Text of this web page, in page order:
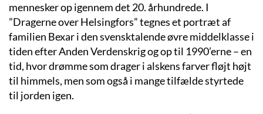
menneskerop igennem det 20. århundrede. I
”Dragerne over Helsingfors”tegnes et portræt af
familien Bexari den svensktalende øvre middelklassei
tiden efter Anden Verdenskrigog op til 1990’erne– en
tid, hvor drømme som drager i alskens farver fløjt højt
til himmels, men somogså i mange tilfældestyrtede
til jorden igen.